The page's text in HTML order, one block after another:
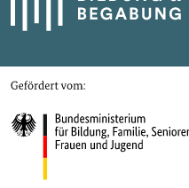
Gefördert von
Bundesministerium für Bildung,